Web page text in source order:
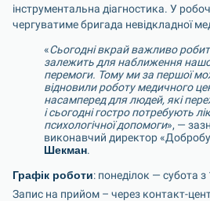
інструментальна діагностика. У
чергуватиме бригада невідкладної
«Сьогодні вкрай важливо
залежить для наближення
перемоги. Тому ми за першої
відновили роботу медичного
насамперед для людей, які
і сьогодні гостро потребують
психологічної допомоги», —
виконавчий директор
Шекман.
Графік роботи: понеділок — субота
Запис на прийом – через контакт-